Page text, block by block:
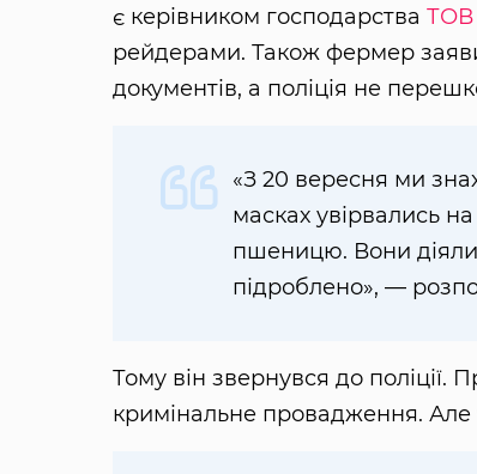
є керівником господарства ТОВ
рейдерами. Також фермер
документів, а поліція не
«З 20 вересня ми
масках увірвались
пшеницю. Вони діяли
підроблено», —
Тому він звернувся до поліції.
кримінальне провадження. Але